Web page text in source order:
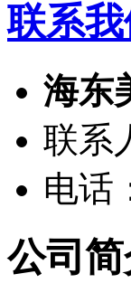
联系
海东
联系
电话
公司